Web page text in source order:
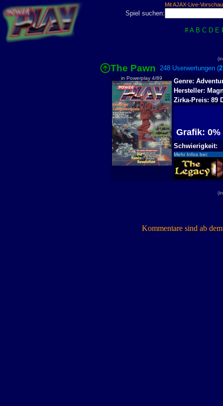
Mit AJAX-Live-
Spiel suchen:
# A B C D E
The Pawn 248 Userwertungen (
in Powerplay 4/89
Genre:
Hersteller:
Zirka-Preis: 89
Grafik:
Schwierigkeit:
Mehr Infos bei:
Kommentare sind ab